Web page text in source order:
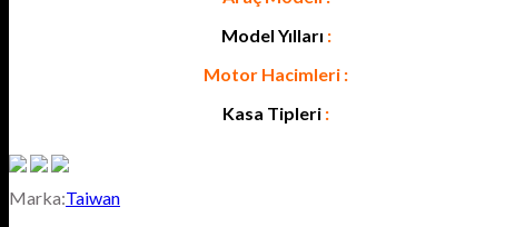
Model Yılları :
Motor Hacimleri :
Kasa Tipleri :
Marka:Taiwan